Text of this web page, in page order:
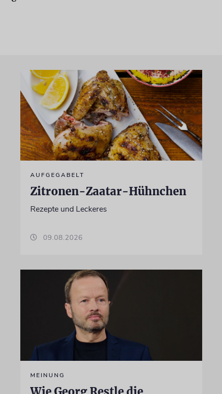
AUFGEGABELT
Zitronen-Zaatar-Hühnchen
Rezepte und Leckeres
09.08.2026
MEINUNG